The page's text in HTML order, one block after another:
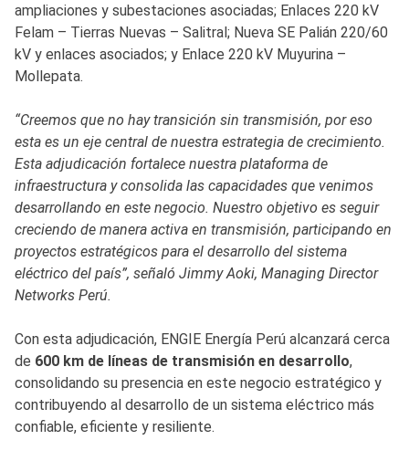
ampliaciones y subestaciones asociadas; Enlaces 220 kV
Felam – Tierras Nuevas – Salitral; Nueva SE Palián 220/60
kV y enlaces asociados; y Enlace 220 kV Muyurina –
Mollepata.
“Creemos que no hay transición sin transmisión, por eso
esta es un eje central de nuestra estrategia de crecimiento.
Esta adjudicación fortalece nuestra plataforma de
infraestructura y consolida las capacidades que venimos
desarrollando en este negocio. Nuestro objetivo es seguir
creciendo de manera activa en transmisión, participando en
proyectos estratégicos para el desarrollo del sistema
eléctrico del país”, señaló Jimmy Aoki, Managing Director
Networks Perú.
Con esta adjudicación, ENGIE Energía Perú alcanzará cerca
de 600 km de líneas de transmisión en desarrollo,
consolidando su presencia en este negocio estratégico y
contribuyendo al desarrollo de un sistema eléctrico más
confiable, eficiente y resiliente.